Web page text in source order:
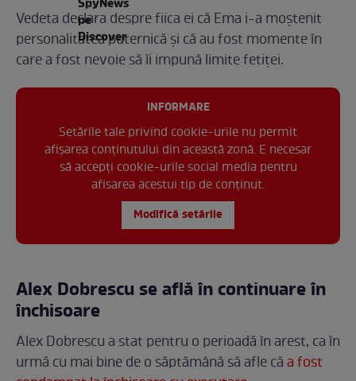
Vedeta declara despre fiica ei că Ema i-a moștenit
personalitatea puternică și că au fost momente în
care a fost nevoie să îi impună limite fetiței.
INFORMARE
Setările tale privind cookie-urile nu permit
afișarea conținutului din această zonă. E necesar
să accepți cookie-urile social media pentru
afisarea acestui tip de conținut.
Modifică setările
Alex Dobrescu se află în continuare în
închisoare
Alex Dobrescu a stat pentru o perioadă în arest, ca în
urmă cu mai bine de o săptămână să afle căa fost